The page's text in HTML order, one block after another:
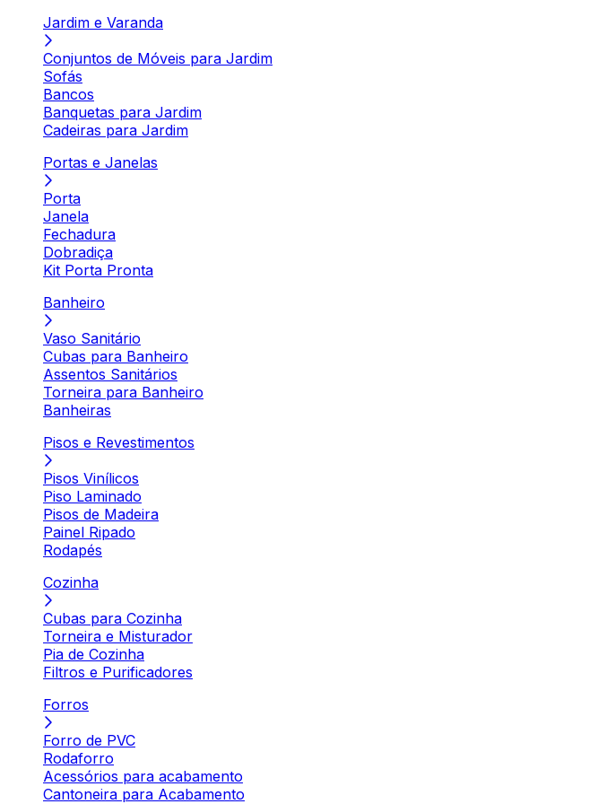
Jardim e Varanda
Conjuntos de Móveis para Jardim
Sofás
Bancos
Banquetas para Jardim
Cadeiras para Jardim
Portas e Janelas
Porta
Janela
Fechadura
Dobradiça
Kit Porta Pronta
Banheiro
Vaso Sanitário
Cubas para Banheiro
Assentos Sanitários
Torneira para Banheiro
Banheiras
Pisos e Revestimentos
Pisos Vinílicos
Piso Laminado
Pisos de Madeira
Painel Ripado
Rodapés
Cozinha
Cubas para Cozinha
Torneira e Misturador
Pia de Cozinha
Filtros e Purificadores
Forros
Forro de PVC
Rodaforro
Acessórios para acabamento
Cantoneira para Acabamento